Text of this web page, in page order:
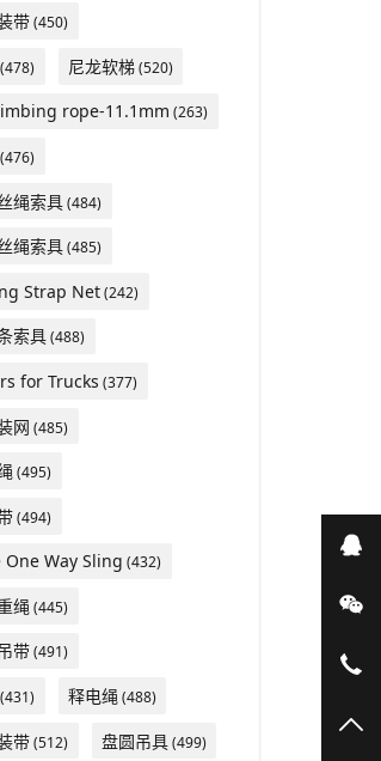
带(450)
(478) 尼龙软梯(520)
rope-11.1mm (263)
(476)
绳索具(484)
绳索具(485)
Strap Net(242)
索具(488)
for Trucks (377)
网 (485)
(495)
(494)
Way Sling (432)
绳(445)
带(491)
(431) 释电绳(488)
带(512) 盘圆吊具(499)
在
微